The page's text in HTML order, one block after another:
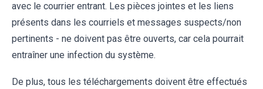
avec le courrier entrant. Les pièces jointes et les liens
présents dans les courriels et messages suspects/non
pertinents - ne doivent pas être ouverts, car cela pourrait
entraîner une infection du système.
De plus, tous les téléchargements doivent être effectués